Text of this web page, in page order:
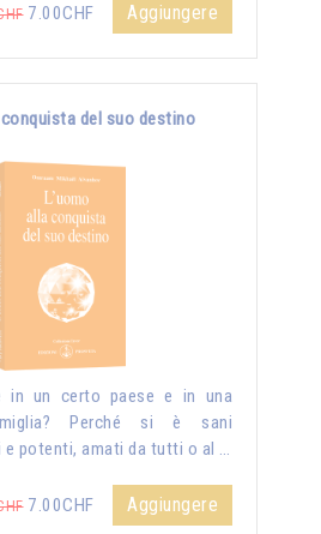
7.00CHF Aggiungere
conquista del suo destino
in un certo paese e in una
Perché si è sani
potenti, amati da tutti o al …
7.00CHF Aggiungere